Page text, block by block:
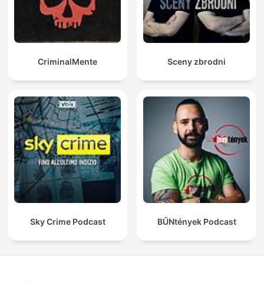
CriminalMente Sceny zbrodni
Sky Crime Podcast BŰNtények Podcast